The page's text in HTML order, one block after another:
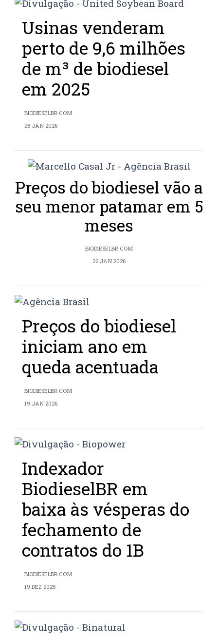
Usinas venderam
perto de 9,6 milhões
de m³ de biodiesel
em 2025
BIODIESELBR.COM
28 JAN 2026
Preços do biodiesel vão a
seu menor patamar em 5
meses
BIODIESELBR.COM
26 JAN 2026
Preços do biodiesel
iniciam ano em
queda acentuada
BIODIESELBR.COM
19 JAN 2026
Indexador
BiodieselBR em
baixa às vésperas do
fechamento de
contratos do 1B
BIODIESELBR.COM
19 DEZ 2025